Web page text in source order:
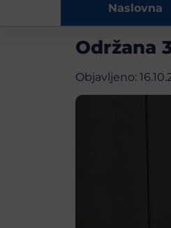
Naslovna
Održana
Objavljeno: